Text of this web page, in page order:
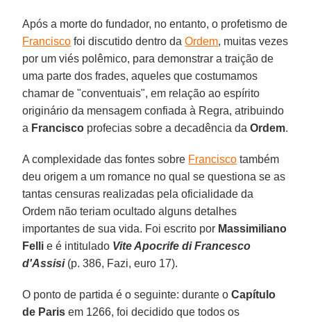
Após a morte do fundador, no entanto, o profetismo de
Francisco foi discutido dentro daOrdem, muitas vezes
por um viés polêmico, para demonstrar a traição de
uma parte dos frades, aqueles que costumamos
chamar de "conventuais", em relação ao espírito
originário da mensagem confiada à Regra, atribuindo
a Francisco profecias sobre a decadência daOrdem.
A complexidade das fontes sobre Francisco também
deu origem a um romance no qual se questiona se as
tantas censuras realizadas pela oficialidade da
Ordem não teriam ocultado alguns detalhes
importantes de sua vida. Foi escrito por Massimiliano
Felli e é intitulado Vite Apocrife di Francesco
d'Assisi(p. 386, Fazi, euro 17).
O ponto de partida é o seguinte: durante oCapítulo
de Paris em 1266, foi decidido que todos os